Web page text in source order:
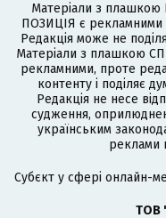
Матеріали з
ПОЗИЦІЯ є рекламними
Редакція може не
Матеріали з плашкою
рекламними, проте
контенту і поділяє
Редакція не несе
судження,
українським
реклами
Cубєкт у сфері онлайн-
ТОВ